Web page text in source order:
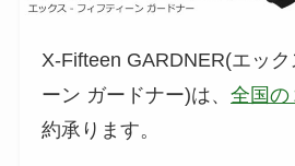
X-Fifteen GARDNER(エッ
ーン ガードナー)は、全国の
約承ります。